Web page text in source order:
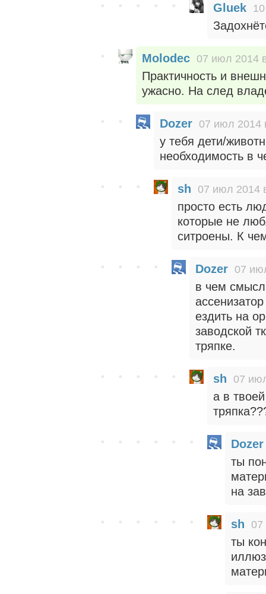
Gluek
Molodec 07 июл 2014
Практичность и
ужасно. На след
Dozer 07 июл 2014
у тебя дети/
необходимость в
sh 07 июл 2014
просто есть
которые не
ситроены. К
Dozer 07
в чем смысл
ездить на
заводской
тряпке.
sh 07
а в
Dozer
ты
на
sh 07
ты